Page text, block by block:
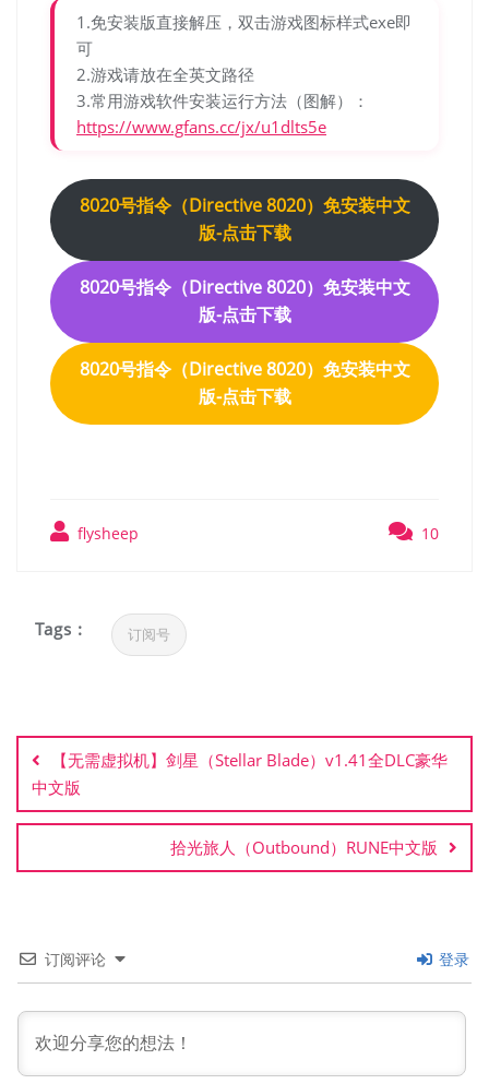
1.免安装版直接解压，双击游戏图标样式exe即
可
2.游戏请放在全英文路径
3.常用游戏软件安装运行方法（图解）：
https://www.gfans.cc/jx/u1dlts5e
8020号指令（Directive 8020）免安装中文
版-点击下载
8020号指令（Directive 8020）免安装中文
版-点击下载
8020号指令（Directive 8020）免安装中文
版-点击下载
flysheep 10
Tags : 订阅号
章
导
航
【无需虚拟机】剑星（Stellar Blade）v1.41全DLC豪华
中文版
拾光旅人（Outbound）RUNE中文版
订阅评论 登录